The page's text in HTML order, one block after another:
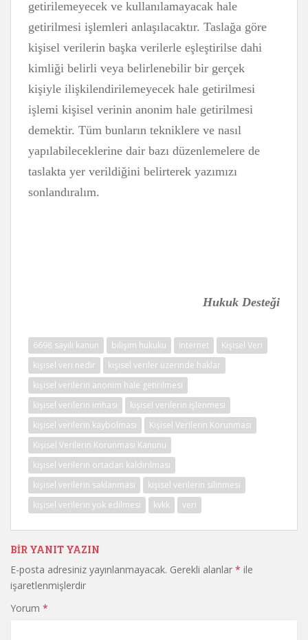
getirilemeyecek ve kullanılamayacak hale
getirilmesi işlemleri anlaşılacaktır. Taslağa göre
kişisel verilerin başka verilerle eşleştirilse dahi
kimliği belirli veya belirlenebilir bir gerçek
kişiyle ilişkilendirilemeyecek hale getirilmesi
işlemi kişisel verinin anonim hale getirilmesi
demektir. Tüm bunların tekniklere ve nasıl
yapılabileceklerine dair bazı düzenlemelere de
taslakta yer verildiğini belirterek yazımızı
sonlandıralım.
Hukuk Desteği
6698 sayılı kanun bilişim hukuku internet
Kişisel Veri
kişisel veri nedir
kişisel veriler üzerinde haklar
kişisel verilerin anonim hale getirilmesi
kişisel verilerin imhası
kişisel verilerin işlenmesi
kişisel verilerin kaybolması
Kişisel Verilerin Korunması
Kişisel Verilerin Korunması Kanunu
kişisel verilerin ortadan kaldırılması
kişisel verilerin saklanması
kişisel verilerin silinmesi
kişisel verilerin yok edilmesi
kvkk veri
BIR YANIT YAZIN
E-posta adresiniz yayınlanmayacak. Gerekli alanlar * ile
işaretlenmişlerdir
Yorum *